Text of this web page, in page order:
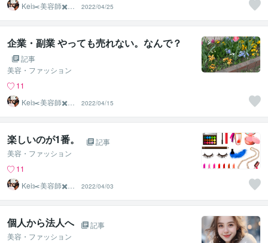
Kei✂️美容師✖️似
合わせの専門家
2022/04/25
企業・副業 やっても売れない。なんで？
記事
美容・ファッション
11
Kei✂️美容師✖️似
合わせの専門家
2022/04/15
楽しいのが1番。
記事
美容・ファッション
11
Kei✂️美容師✖️似
合わせの専門家
2022/04/03
個人から法人へ
記事
美容・ファッション